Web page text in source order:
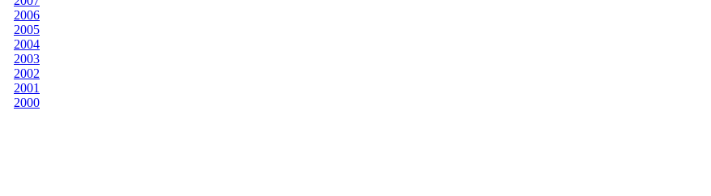
2006
2005
2004
2003
2002
2001
2000